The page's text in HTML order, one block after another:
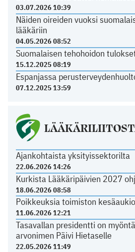
03.07.2026 10:39
Näiden oireiden vuoksi
lääkäriin
04.05.2026 08:52
Suomalaisen tehohoidon
15.12.2025 08:19
Espanjassa
07.12.2025 13:59
Ajankohtaista yksityissektorilta
22.06.2026 14:26
Kurkista Lääkäripäivien 2027
18.06.2026 08:58
Poikkeuksia toimiston
11.06.2026 12:21
Tasavallan presidentti on
arvonimen Päivi Hietaselle
22.05.2026 11:49